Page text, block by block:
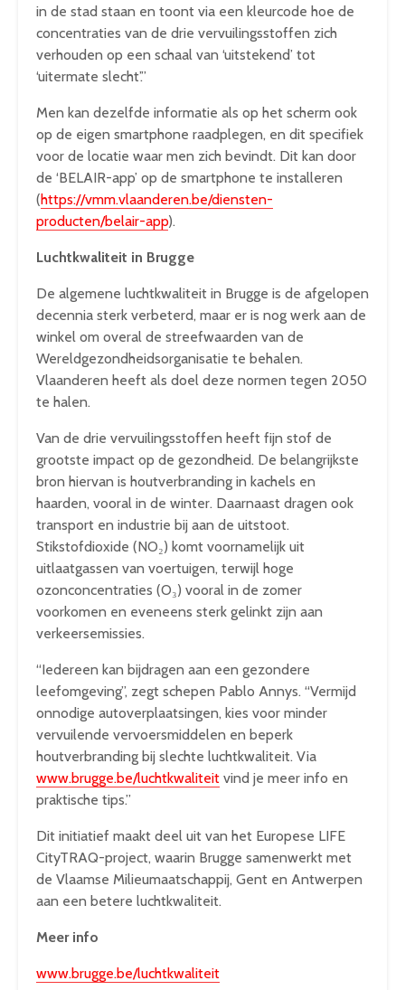
in de stad staan en toont via een kleurcode hoe de
concentraties van de drie vervuilingsstoffen zich
verhouden op een schaal van ‘uitstekend’ tot
‘uitermate slecht’.”
Men kan dezelfde informatie als op het scherm ook
op de eigen smartphone raadplegen, en dit specifiek
voor de locatie waar men zich bevindt. Dit kan door
de ‘BELAIR-app’ op de smartphone te installeren
(https://vmm.vlaanderen.be/diensten-
producten/belair-app).
Luchtkwaliteit in Brugge
De algemene luchtkwaliteit in Brugge is de afgelopen
decennia sterk verbeterd, maar er is nog werk aan de
winkel om overal de streefwaarden van de
Wereldgezondheidsorganisatie te behalen.
Vlaanderen heeft als doel deze normen tegen 2050
te halen.
Van de drie vervuilingsstoffen heeft fijn stof de
grootste impact op de gezondheid. De belangrijkste
bron hiervan is houtverbranding in kachels en
haarden, vooral in de winter. Daarnaast dragen ook
transport en industrie bij aan de uitstoot.
Stikstofdioxide (NO₂) komt voornamelijk uit
uitlaatgassen van voertuigen, terwijl hoge
ozonconcentraties (O₃) vooral in de zomer
voorkomen en eveneens sterk gelinkt zijn aan
verkeersemissies.
“Iedereen kan bijdragen aan een gezondere
leefomgeving”, zegt schepen Pablo Annys. “Vermijd
onnodige autoverplaatsingen, kies voor minder
vervuilende vervoersmiddelen en beperk
houtverbranding bij slechte luchtkwaliteit. Via
www.brugge.be/luchtkwaliteit vind je meer info en
praktische tips.”
Dit initiatief maakt deel uit van het Europese LIFE
CityTRAQ-project, waarin Brugge samenwerkt met
de Vlaamse Milieumaatschappij, Gent en Antwerpen
aan een betere luchtkwaliteit.
Meer info
www.brugge.be/luchtkwaliteit